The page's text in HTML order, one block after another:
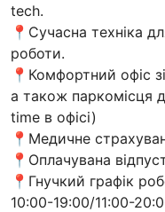
tech.
📍Сучасна техніка
роботи.
📍Комфортний офіс
а також паркомісця
time в офісі)
📍Медичне
📍Оплачувана
📍Гнучкий графік
10:00-19:00/11:00-